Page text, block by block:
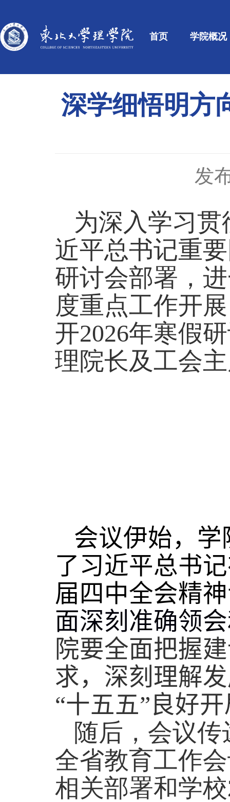
首页 学院概况
深学细悟明方
发
为深入学习
近平总书记重
研讨会部署，
度重点工作开
开2026年寒假
理院长及工会
会议伊始，
了习近平总书
届四中全会精
面深刻准确领
院要全面把握
求，深刻理解
“十五五”良好
随后，会议
全省教育工作
相关部署和学校